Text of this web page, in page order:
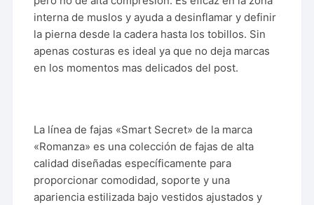
interna de muslos y ayuda a desinflamar y definir
la pierna desde la cadera hasta los tobillos. Sin
apenas costuras es ideal ya que no deja marcas
en los momentos mas delicados del post.
La línea de fajas «Smart Secret» de la marca
«Romanza» es una colección de fajas de alta
calidad diseñadas específicamente para
proporcionar comodidad, soporte y una
apariencia estilizada bajo vestidos ajustados y